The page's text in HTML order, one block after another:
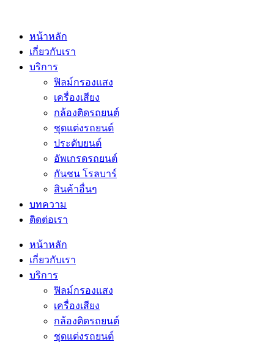
หน้าหลัก
เกี่ยวกับเรา
บริการ
ฟิลม์กรองแสง
เครื่องเสียง
กล้องติดรถยนต์
ชุดแต่งรถยนต์
ประดับยนต์
อัพเกรดรถยนต์
กันชน โรลบาร์
สินค้าอื่นๆ
บทความ
ติดต่อเรา
หน้าหลัก
เกี่ยวกับเรา
บริการ
ฟิลม์กรองแสง
เครื่องเสียง
กล้องติดรถยนต์
ชุดแต่งรถยนต์